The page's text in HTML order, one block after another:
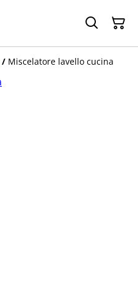
/ Miscelatore lavello cucina